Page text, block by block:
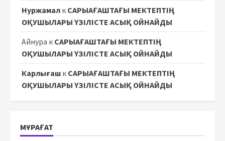
Нуржамал к САРЫАҒАШТАҒЫ МЕКТЕПТІҢ
ОҚУШЫЛАРЫ ҮЗІЛІСТЕ АСЫҚ ОЙНАЙДЫ
Айнура к САРЫАҒАШТАҒЫ МЕКТЕПТІҢ
ОҚУШЫЛАРЫ ҮЗІЛІСТЕ АСЫҚ ОЙНАЙДЫ
Карлығаш к САРЫАҒАШТАҒЫ МЕКТЕПТІҢ
ОҚУШЫЛАРЫ ҮЗІЛІСТЕ АСЫҚ ОЙНАЙДЫ
МҰРАҒАТ